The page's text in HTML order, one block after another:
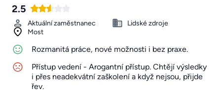
2.5
Aktuální zaměstnanec
Lidské zdroje
Most
Rozmanitá práce, nové možnosti i bez praxe.
Přístup vedení - Arogantní přístup. Chtějí výsledky
i přes neadekvátní zaškolení a když nejsou, přijde
řev.